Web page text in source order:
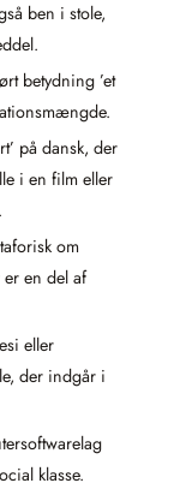
ben i stole,
betydning ’et
på dansk, der
i en film eller
om
en del af
eller
der indgår i
klasse.